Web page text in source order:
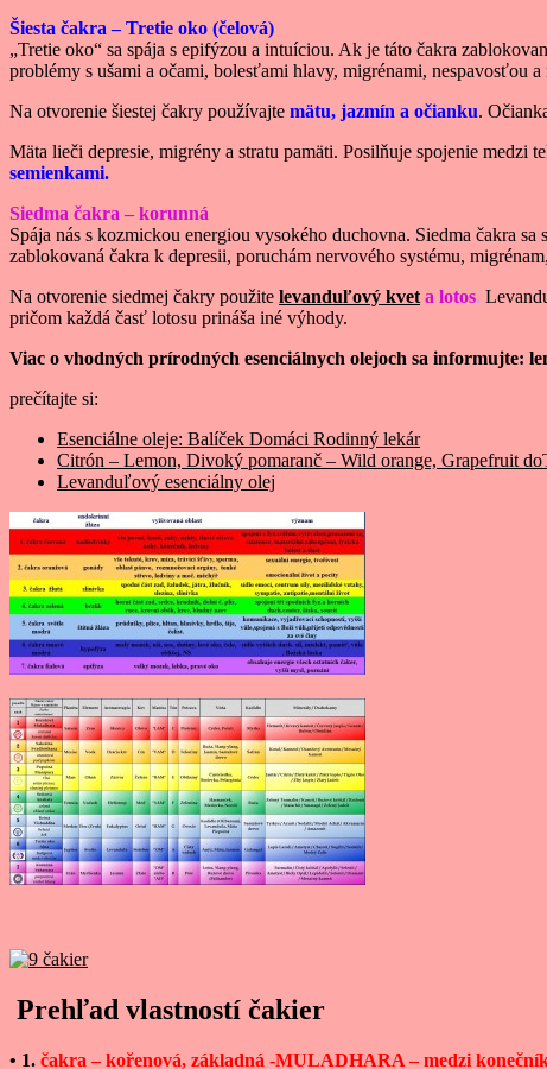
Šiesta čakra – Tretie oko (čelová)
„Tretie oko“ sa spája s epifýzou a intuíciou. Ak je táto čakra
problémy s ušami a očami, bolesťami hlavy, migrénami, nespavosťou
Na otvorenie šiestej čakry používajte mätu, jazmín a očianku.
Mäta lieči depresie, migrény a stratu pamäti. Posilňuje spojenie medzi
semienkami.
Siedma čakra – korunná
Spája nás s kozmickou energiou vysokého duchovna. Siedma čakra
zablokovaná čakra k depresii, poruchám nervového systému,
Na otvorenie siedmej čakry použite levanduľový kveta lotos.
pričom každá časť lotosu prináša iné výhody.
Viac o vhodných prírodných esenciálnych olejoch sa informujte:
prečítajte si:
Esenciálne oleje: Balíček Domáci Rodinný lekár
Citrón – Lemon, Divoký pomaranč – Wild orange, Grapefruit
Levanduľový esenciálny olej
Prehľad vlastností čakier
• 1. čakra – kořenová, základná -MULADHARA – medzi